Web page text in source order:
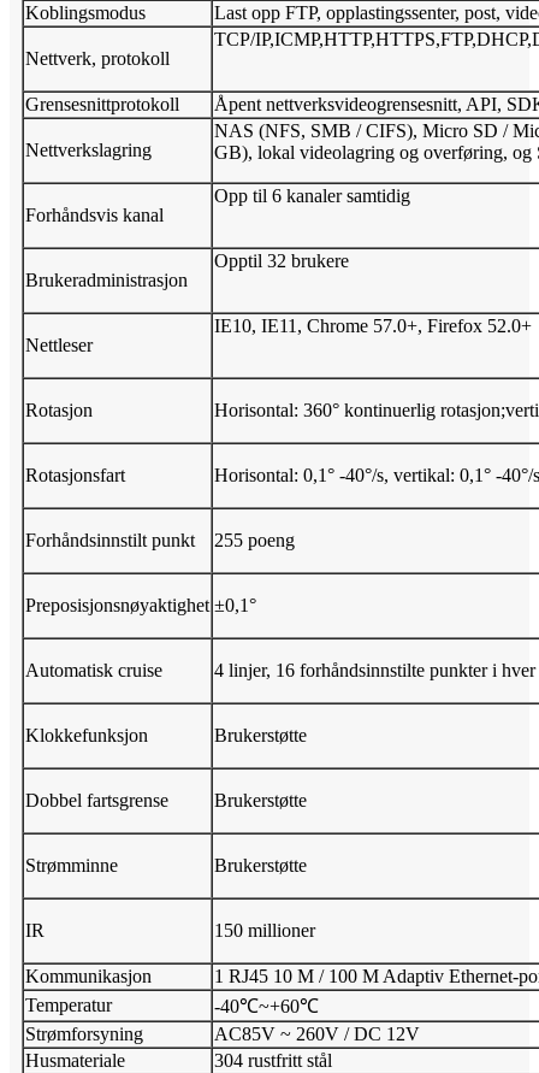
Koblingsmodus
Last opp FTP, opplastingssenter, post,
Nettverk, protokoll
TCP/
Grensesnittprotokoll Åpent nettverksvideogrensesnitt, API,
Nettverkslagring
NAS (NFS, SMB / CIFS), Micro SD /
GB), lokal videolagring og overføring, og
Forhåndsvis kanal
Opp til 6 kanaler samtidig
Brukeradministrasjon
Opptil 32 brukere
Nettleser
IE10, IE11, Chrome 57.0+, Firefox 52.0+
Rotasjon Horisontal: 360° kontinuerlig
Rotasjonsfart Horisontal: 0,1° -40°/s, vertikal: 0,1° -40°/s
Forhåndsinnstilt punkt 255 poeng
Preposisjonsnøyaktighet ±0,1°
Automatisk cruise 4 linjer, 16 forhåndsinnstilte punkter i
Klokkefunksjon Brukerstøtte
Dobbel fartsgrense Brukerstøtte
Strømminne Brukerstøtte
IR 150 millioner
Kommunikasjon
1 RJ45 10 M / 100 M Adaptiv Ethernet-
Temperatur
-40℃~+60℃
Strømforsyning
AC85V ~ 260V / DC 12V
Husmateriale
304 rustfritt stål